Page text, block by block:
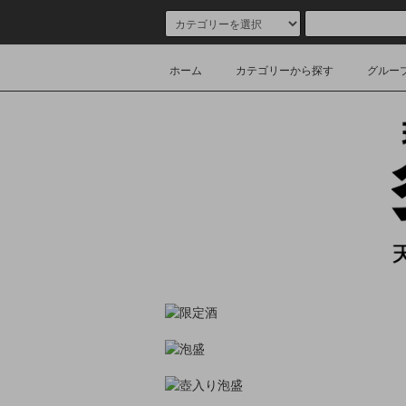
ホーム カテゴリーから探す グルー